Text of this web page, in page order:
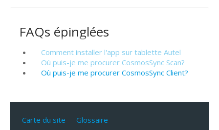
FAQs épinglées
Comment installer l'app sur tablette Autel
Où puis-je me procurer CosmosSync Scan?
Où puis-je me procurer CosmosSync Client?
Carte du site Glossaire